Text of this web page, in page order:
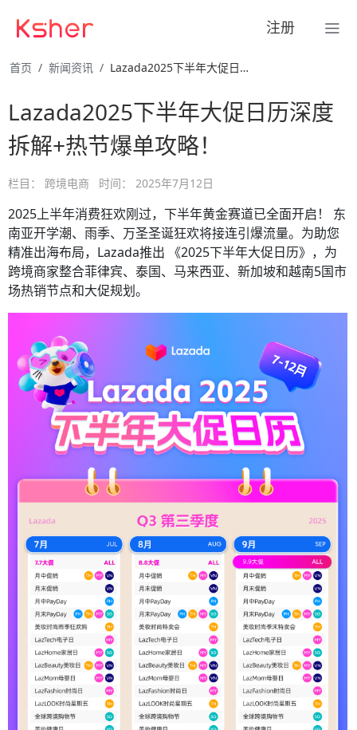
注册
首页 新闻资讯 Lazada2025下半年大促日历深度拆解+热节爆单攻略！
Lazada2025下半年大促日历深度
拆解+热节爆单攻略！
栏目： 跨境电商 时间： 2025年7月12日
2025上半年消费狂欢刚过，下半年黄金赛道已全面开启！ 东
南亚开学潮、雨季、万圣圣诞狂欢将接连引爆流量。为助您
精准出海布局，Lazada推出 《2025下半年大促日历》，为
跨境商家整合菲律宾、泰国、马来西亚、新加坡和越南5国市
场热销节点和大促规划。